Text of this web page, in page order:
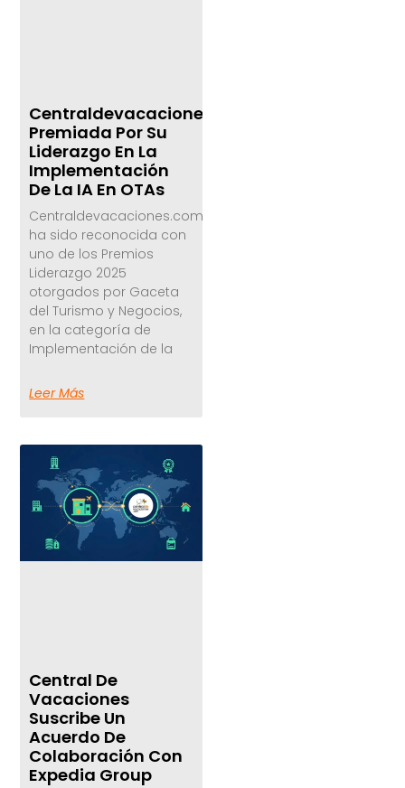
Centraldevacaciones.com,
Premiada Por Su
Liderazgo En La
Implementación
De La IA En OTAs
Centraldevacaciones.com
ha sido reconocida con
uno de los Premios
Liderazgo 2025
otorgados por Gaceta
del Turismo y Negocios,
en la categoría de
Implementación de la
Leer Más
Central De
Vacaciones
Suscribe Un
Acuerdo De
Colaboración Con
Expedia Group